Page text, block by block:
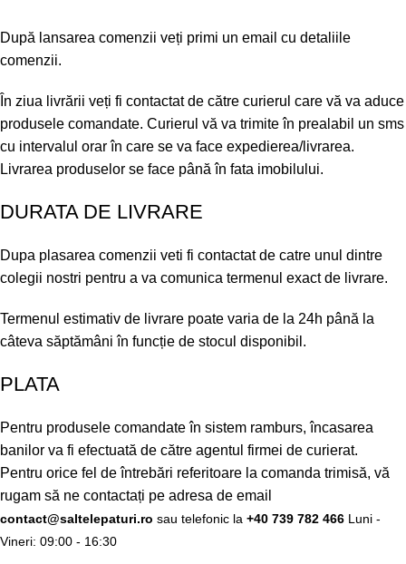
După lansarea comenzii veți primi un email cu detaliile
comenzii.
În ziua livrării veți fi contactat de către curierul care vă va aduce
produsele comandate. Curierul vă va trimite în prealabil un sms
cu intervalul orar în care se va face expedierea/livrarea.
Livrarea produselor se face până în fata imobilului.
DURATA DE LIVRARE
Dupa plasarea comenzii veti fi contactat de catre unul dintre
colegii nostri pentru a va comunica termenul exact de livrare.
Termenul estimativ de livrare poate varia de la 24h până la
câteva săptămâni în funcție de stocul disponibil.
PLATA
Pentru produsele comandate în sistem ramburs, încasarea
banilor va fi efectuată de către agentul firmei de curierat.
Pentru orice fel de întrebări referitoare la comanda trimisă, vă
rugam să ne contactați pe adresa de email
contact@saltelepaturi.ro sau telefonic la +40 739 782 466 Luni -
Vineri: 09:00 - 16:30